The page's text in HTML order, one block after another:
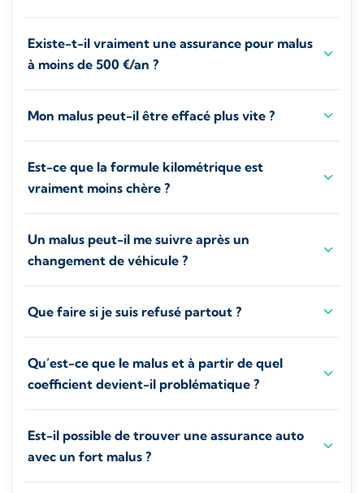
Existe-t-il vraiment une assurance pour malus
à moins de 500 €/an ?
Mon malus peut-il être effacé plus vite ?
Est-ce que la formule kilométrique est
vraiment moins chère ?
Un malus peut-il me suivre après un
changement de véhicule ?
Que faire si je suis refusé partout ?
Qu’est-ce que le malus et à partir de quel
coefficient devient-il problématique ?
Est-il possible de trouver une assurance auto
avec un fort malus ?